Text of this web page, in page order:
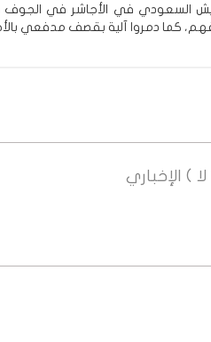
السعودي في الأجاشر في الجوف
كما دمروا آلية بقصف مدفعي
) الإخباري